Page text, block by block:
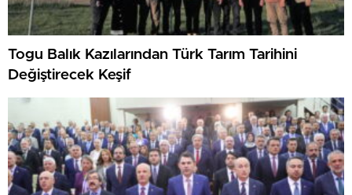
Togu Balık Kazılarından Türk Tarım Tarihini
Değiştirecek Keşif